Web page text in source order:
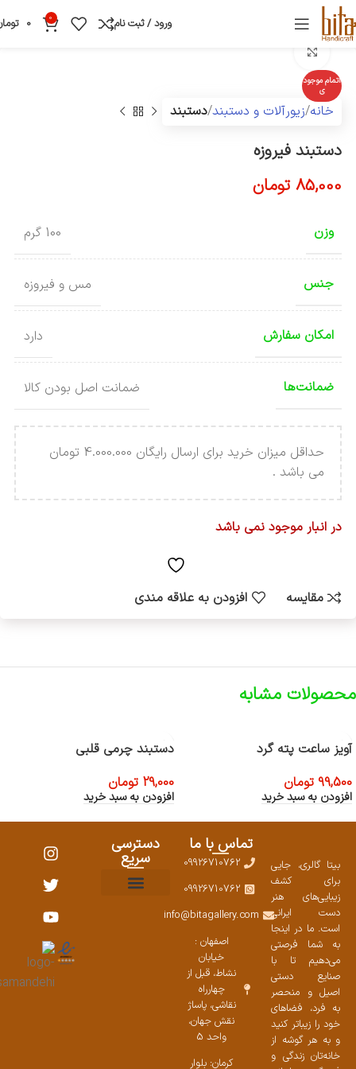
ورود / ثبت نام 0
0
اتمام موجود
ی
خانه زیورآلات و دستبند دستبند
دستبند فیروزه
85,000 تومان
وزن 100 گرم
جنس مس و فیروزه
امکان سفارش دارد
ضمانت‌ها ضمانت اصل بودن کالا
حداقل میزان خرید برای ارسال رایگان 4.000.000 تومان
می باشد .
در انبار موجود نمی باشد
مقایسه افزودن به علاقه مندی
محصولات مشابه
آویز ساعت پته گرد
99,500 تومان
افزودن به سبد خرید
دستبند چرمی قلبی
29,000 تومان
افزودن به سبد خرید
بیتا گالری، جایی
برای کشف
زیبایی‌های هنر
دست ایرانی
است. ما در اینجا
به شما فرصتی
می‌دهیم تا با
صنایع دستی
اصیل و منحصر
به فرد، فضاهای
خود را زیباتر کنید
و به هر گوشه از
خانه‌تان زندگی و
تماس با ما
09926710762
09926710762
info@bitagallery.com
اصفهان :
خیابان
نشاط، قبل از
چهارراه
نقاشی، پاساژ
نقش جهان،
واحد 5
کرمان: بلوار
دسترسی
سریع